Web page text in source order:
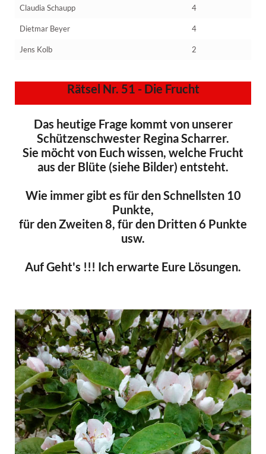
Claudia Schaupp 4
Dietmar Beyer 4
Jens Kolb 2
Rätsel Nr. 51 - Die Frucht
Das heutige Frage kommt von unserer
Schützenschwester Regina Scharrer.
Sie möcht von Euch wissen, welche Frucht
aus der Blüte (siehe Bilder) entsteht.
Wie immer gibt es für den Schnellsten 10
Punkte,
für den Zweiten 8, für den Dritten 6 Punkte
usw.
Auf Geht's !!! Ich erwarte Eure Lösungen.